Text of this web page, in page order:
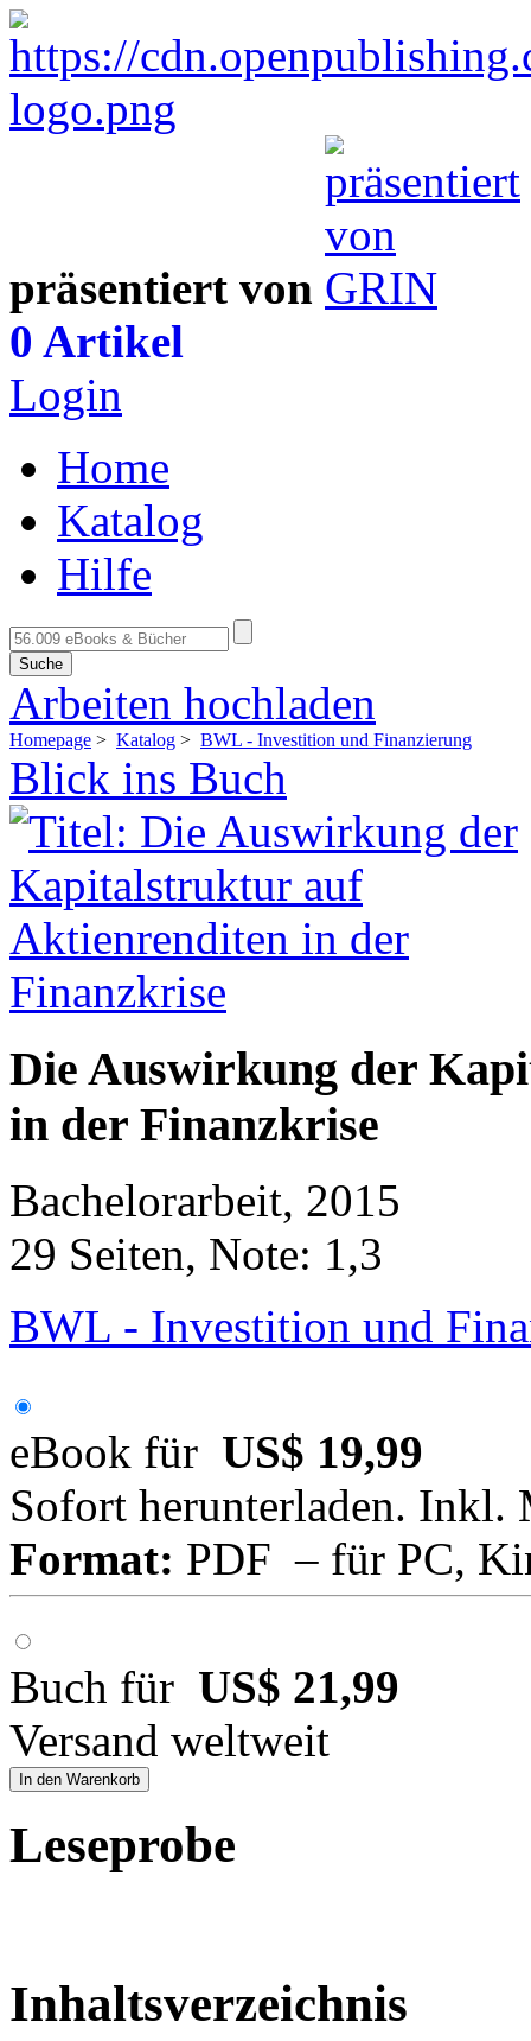
präsentiert von
0 Artikel
Login
Home
Katalog
Hilfe
Suche
Arbeiten hochladen
Homepage > Katalog > BWL - Investition und Finanzierung
Blick ins Buch
Die Auswirkung der
in der Finanzkrise
Bachelorarbeit, 2015
29 Seiten, Note: 1,3
BWL - Investition und
eBook für US$ 19,99
Sofort herunterladen. Inkl.
Format: PDF – für PC,
Buch für US$ 21,99
Versand weltweit
In den Warenkorb
Leseprobe
Inhaltsverzeichnis